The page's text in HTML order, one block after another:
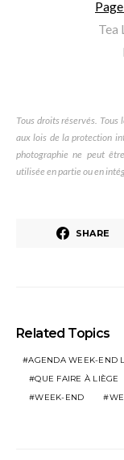
Tea
Tous droits réservés.
aux lois de la protection
photographie ne peut
utilisée en partie ou en
SHARE
Related Topics
AGENDA WEEK-END
QUE FAIRE À LIÈGE
WEEK-END